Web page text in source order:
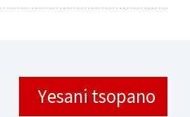
Yesani tsopano